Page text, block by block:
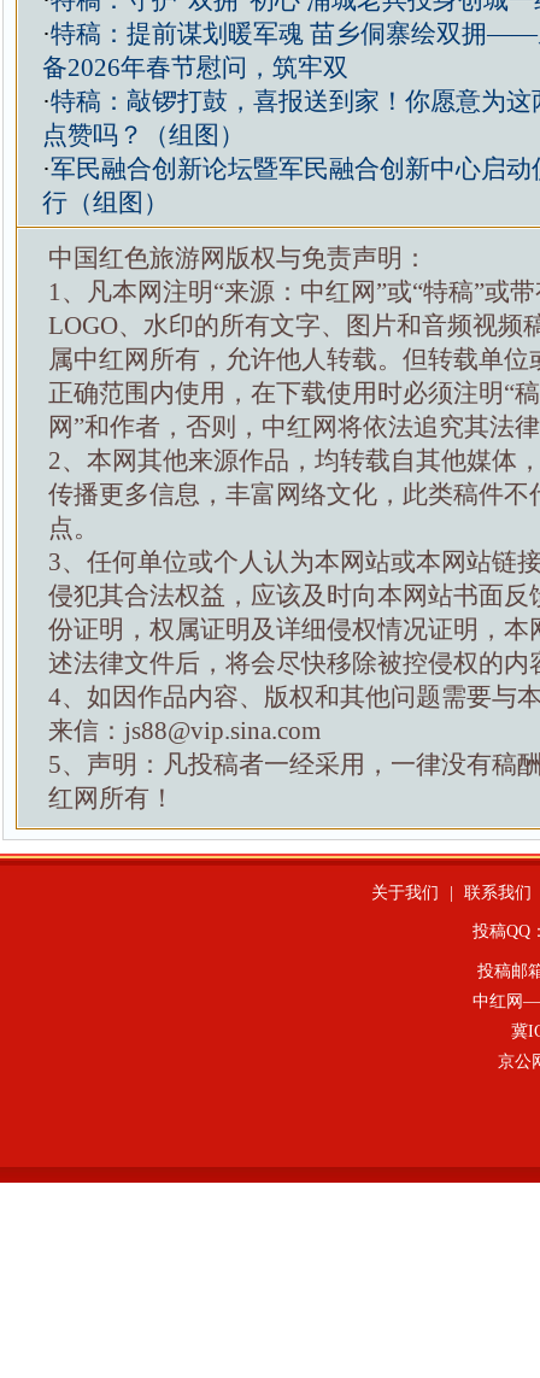
·特稿：提前谋划暖军魂 苗乡侗寨绘双拥
备2026年春节慰问，筑牢双
·特稿：敲锣打鼓，喜报送到家！你愿意为这
点赞吗？（组图）
·军民融合创新论坛暨军民融合创新中心启动
行（组图）
中国红色旅游网版权与免责声明：
1、凡本网注明“来源：中红网”或“特稿”或
LOGO、水印的所有文字、图片和音频视频
属中红网所有，允许他人转载。但转载单位
正确范围内使用，在下载使用时必须注明“
网”和作者，否则，中红网将依法追究其法
2、本网其他来源作品，均转载自其他媒体
传播更多信息，丰富网络文化，此类稿件不
点。
3、任何单位或个人认为本网站或本网站链
侵犯其合法权益，应该及时向本网站书面反
份证明，权属证明及详细侵权情况证明，本
述法律文件后，将会尽快移除被控侵权的内
4、如因作品内容、版权和其他问题需要与
来信：js88@vip.sina.com
5、声明：凡投稿者一经采用，一律没有稿
红网所有！
关于我们 联系我们
投稿QQ
投稿邮
中红网—
冀
京公